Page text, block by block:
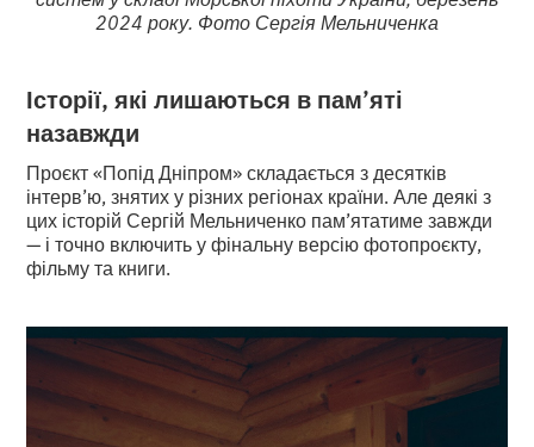
2024 року. Фото Сергія Мельниченка
Історії, які лишаються в пам’яті
назавжди
Проєкт «Попід Дніпром» складається з десятків
інтерв’ю, знятих у різних регіонах країни. Але деякі з
цих історій Сергій Мельниченко пам’ятатиме завжди
— і точно включить у фінальну версію фотопроєкту,
фільму та книги.